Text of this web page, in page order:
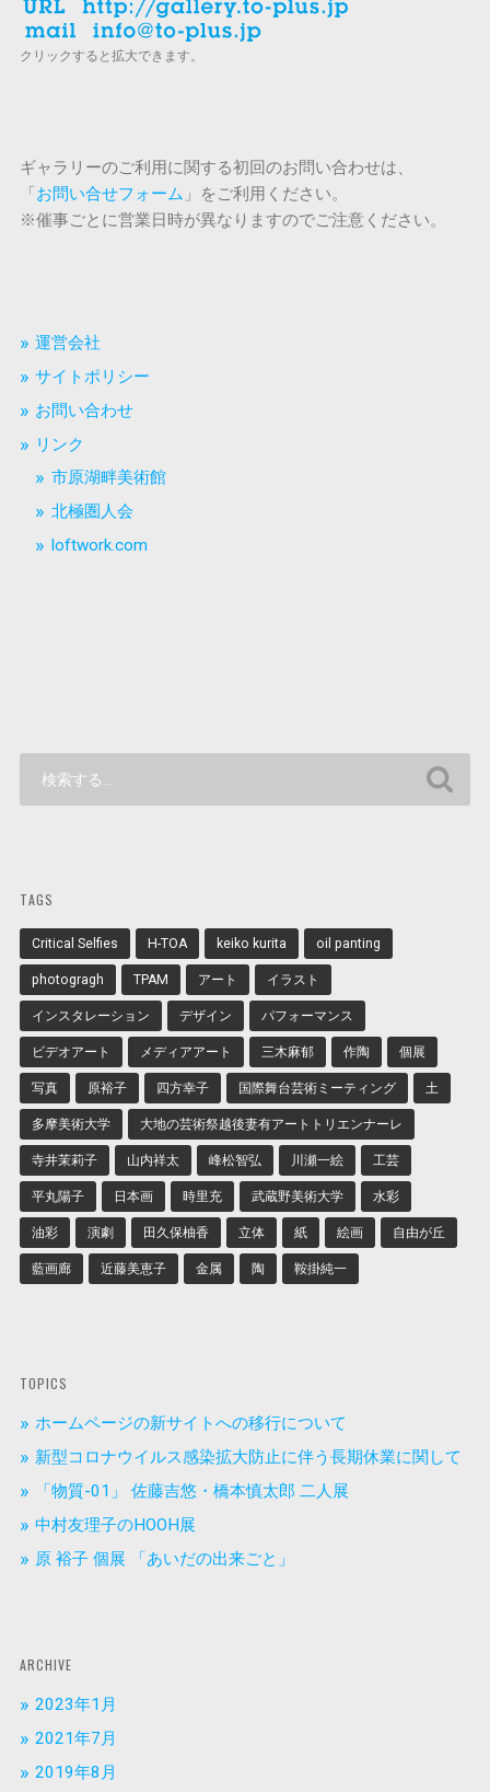
クリックすると拡大できます。
ギャラリーのご利用に関する初回のお問い合わせは、
「 お問い合せフォーム 」をご利用ください。
※催事ごとに営業日時が異なりますのでご注意ください。
運営会社
サイトポリシー
お問い合わせ
リンク
市原湖畔美術館
北極圏人会
loftwork.com
TAGS
Critical Selfies H-TOA keiko kurita oil panting
photogragh TPAM アート イラスト
インスタレーション デザイン パフォーマンス
ビデオアート メディアアート 三木麻郁 作陶 個展
写真 原裕子 四方幸子 国際舞台芸術ミーティング 土
多摩美術大学 大地の芸術祭越後妻有アートトリエンナーレ
寺井茉莉子 山内祥太 峰松智弘 川瀬一絵 工芸
平丸陽子 日本画 時里充 武蔵野美術大学 水彩
油彩 演劇 田久保柚香 立体 紙 絵画 自由が丘
藍画廊 近藤美恵子 金属 陶 鞍掛純一
TOPICS
ホームページの新サイトへの移行について
新型コロナウイルス感染拡大防止に伴う長期休業に関して
「物質-01」 佐藤吉悠・橋本慎太郎 二人展
中村友理子のHOOH展
原 裕子 個展 「あいだの出来ごと」
ARCHIVE
2023年1月
2021年7月
2019年8月